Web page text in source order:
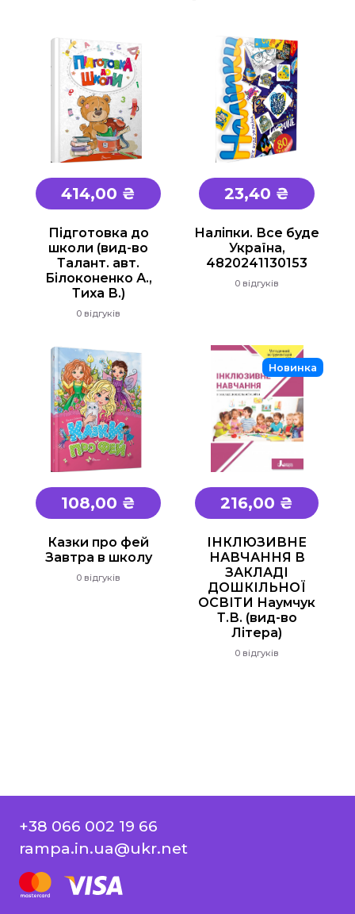
414,00 ₴
Підготовка до
школи (вид-во
Талант. авт.
Білоконенко А.,
Тиха В.)
0 відгуків
23,40 ₴
Наліпки. Все буде
Україна,
4820241130153
0 відгуків
108,00 ₴
Казки про фей
Завтра в школу
0 відгуків
Новинка
216,00 ₴
ІНКЛЮЗИВНЕ
НАВЧАННЯ В
ЗАКЛАДІ
ДОШКІЛЬНОЇ
ОСВІТИ Наумчук
Т.В. (вид-во
Літера)
0 відгуків
+38 066 002 19 66
rampa.in.ua@ukr.net